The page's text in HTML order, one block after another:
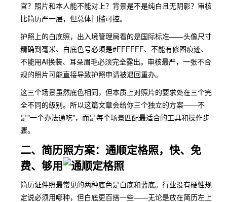
官？照片和本人能不能对上？背景是不是纯白且无阴影？审核
比简历严一层，但总体门槛可控。
护照上的白底照，出入境管理局看的是国际标准——头像尺寸
精确到毫米、白底色号必须是#FFFFFF、不能有修图痕迹、
不能用AI换装、耳朵眉毛必须完全露出。审核最严，一张不合
规的照片可能直接导致护照申请被退回重办。
这三个场景虽然底色相同，但本质上对照片的要求处在三个完
全不同的级别。所以这篇文章会给你三个独立的方案——不
是"一个办法通吃"，而是每个场景匹配最适合的工具和操作步
骤。
二、简历照方案：通顺定格照，快、免
费、够用
简历证件照最常见的两种底色是白底和蓝底。行业没有硬性规
定说必须用哪种，但白底更百搭一些——无论是放在简历左上